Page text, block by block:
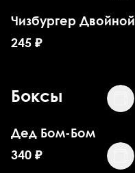
Чизбургер Двойной
245 ₽
Боксы
Дед Бом-Бом
340 ₽